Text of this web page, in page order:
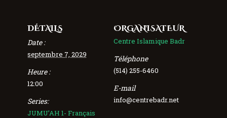
DÉTAILS
Date :
septembre 7, 2029
Heure :
12:00
Series:
JUMU’AH 1- Français
ORGANISATEUR
Centre Islamique Badr
Téléphone
(514) 255-6460
E-mail
info@centrebadr.net